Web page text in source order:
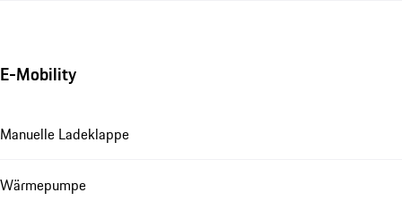
E-Mobility
Manuelle Ladeklappe
Wärmepumpe